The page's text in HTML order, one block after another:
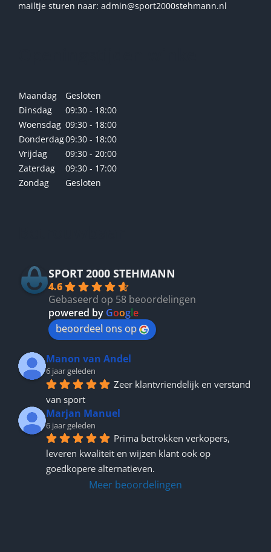
mailtje sturen naar: admin@sport2000stehmann.nl
Maandag
Gesloten
Dinsdag
09:30 - 18:00
Woensdag 09:30 - 18:00
Donderdag09:30 - 18:00
Vrijdag
09:30 - 20:00
Zaterdag
09:30 - 17:00
Zondag
Gesloten
SPORT 2000 STEHMANN
4.6
Gebaseerd op 58 beoordelingen
powered by Google
beoordeel ons op
Manon van Andel
6 jaar geleden
Zeer klantvriendelijk en verstand
van sport
Marjan Manuel
6 jaar geleden
Prima betrokken verkopers,
leveren kwaliteit en wijzen klant ook op
goedkopere alternatieven.
Meer beoordelingen